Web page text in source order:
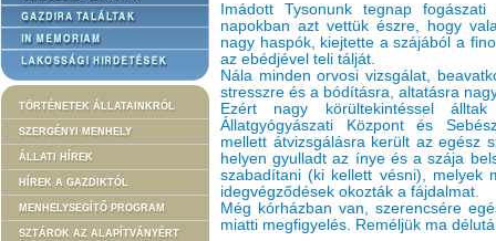
TÖRTÉNETEK ÁLLATAINKRÓL
SZERGÉNYI MENHELY
ÁLLATI HÍREK
HÍREK A GAZDIKTÓL
MENHELYSEGÍTŐ PROGRAM
SZTÁROK AZ ALAPÍTVÁNYÉRT
Imádott Tysonunk tegnap
napokban azt vettük észre, hogy
nagy haspók, kiejtette a szájából a
az ebédjével teli tálját.
Nála minden orvosi vizsgálat,
stresszre és a bódításra, altatásra
Ezért nagy körültekintéssel
Állatgyógyászati Központ és
mellett átvizsgálásra került az egész
helyen gyulladt az ínye és a szája
szabadítani (ki kellett vésni), melyek
idegvégződések okozták a fájdalmat.
Még kórházban van, szerencsére
miatti megfigyelés. Reméljük ma